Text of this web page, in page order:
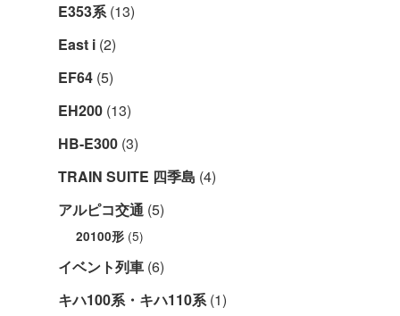
E353系(13)
East i (2)
EF64 (5)
EH200 (13)
HB-E300 (3)
TRAIN SUITE 四季島 (4)
アルピコ交通 (5)
20100形 (5)
イベント列車 (6)
キハ100系・キハ110系(1)